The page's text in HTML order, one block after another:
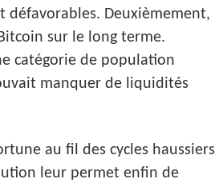
défavorables. Deuxièmement,
sur le long terme.
catégorie de population
manquer de liquidités
au fil des cycles haussiers
leur permet enfin de